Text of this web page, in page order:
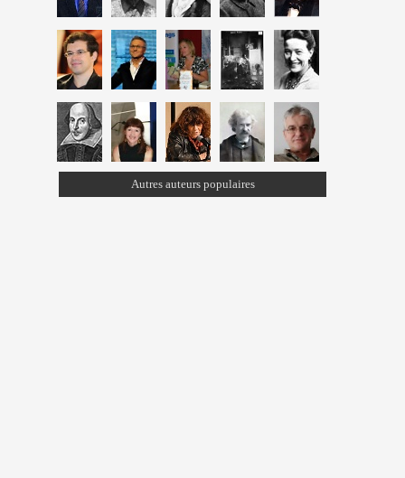
Autres auteurs populaires